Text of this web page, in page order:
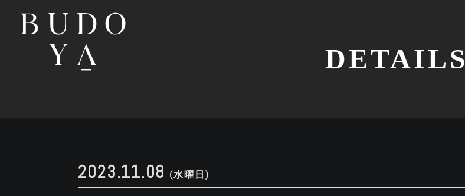
DETAILS
2023.11.08 (水曜日)